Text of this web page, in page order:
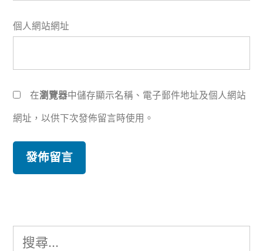
個人網站網址
在瀏覽器中儲存顯示名稱、電子郵件地址及個人網站
網址，以供下次發佈留言時使用。
搜